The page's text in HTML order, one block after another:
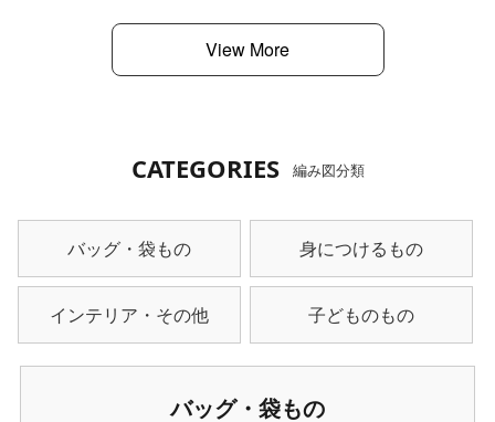
View More
CATEGORIES 編み図分類
バッグ・袋もの 身につけるもの
インテリア・その他 子どものもの
バッグ・袋もの